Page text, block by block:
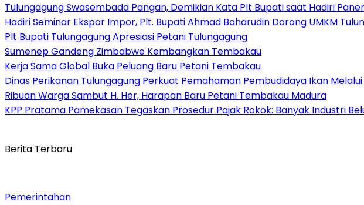
Tulungagung Swasembada Pangan, Demikian Kata Plt Bupati saat Hadiri
Hadiri Seminar Ekspor Impor, Plt. Bupati Ahmad Baharudin Dorong UMKM
Plt Bupati Tulungagung Apresiasi Petani Tulungagung
Sumenep Gandeng Zimbabwe Kembangkan Tembakau
Kerja Sama Global Buka Peluang Baru Petani Tembakau
Dinas Perikanan Tulungagung Perkuat Pemahaman Pembudidaya Ikan
Ribuan Warga Sambut H. Her, Harapan Baru Petani Tembakau Madura
KPP Pratama Pamekasan Tegaskan Prosedur Pajak Rokok: Banyak Industri
Berita Terbaru
Pemerintahan